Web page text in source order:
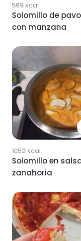
569 kcal
Solomillo de pavo
con manzana
1052kcal
Solomillo en
zanahoria